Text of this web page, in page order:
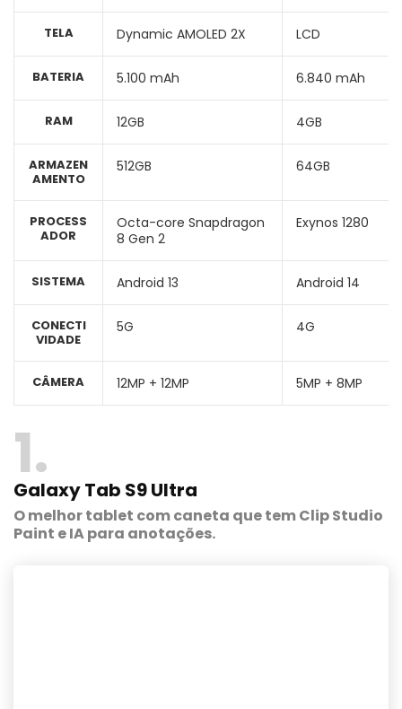
TELA
BATERIA
RAM
ARMAZEN
AMENTO
PROCESS
ADOR
SISTEMA
CONECTI
VIDADE
CÂMERA
Dynamic AMOLED 2X
5.100 mAh
12GB
512GB
Octa-core Snapdragon
8 Gen 2
Android 13
5G
12MP + 12MP
LCD
6.840 mAh
4GB
64GB
Exynos 1280
Android 14
4G
5MP + 8MP
1
Galaxy Tab S9 Ultra
O melhor tablet com caneta que tem Clip Studio
Paint e IA para anotações.